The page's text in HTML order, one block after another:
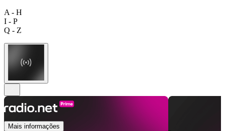
A - H
I - P
Q - Z
Mais informações